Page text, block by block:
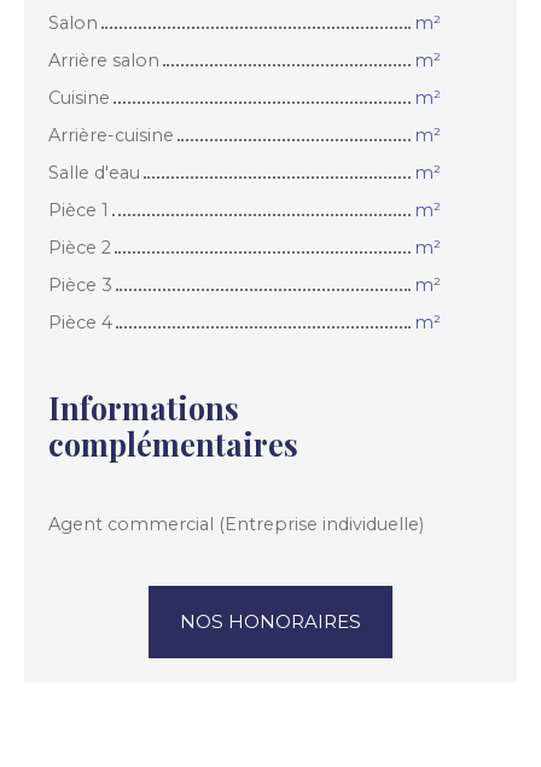
Salon
m²
Arrière salon
m²
Cuisine
m²
Arrière-cuisine
m²
Salle d'eau
m²
Pièce 1
m²
Pièce 2
m²
Pièce 3
m²
Pièce 4
m²
Informations
complémentaires
Agent commercial (Entreprise individuelle)
NOS HONORAIRES